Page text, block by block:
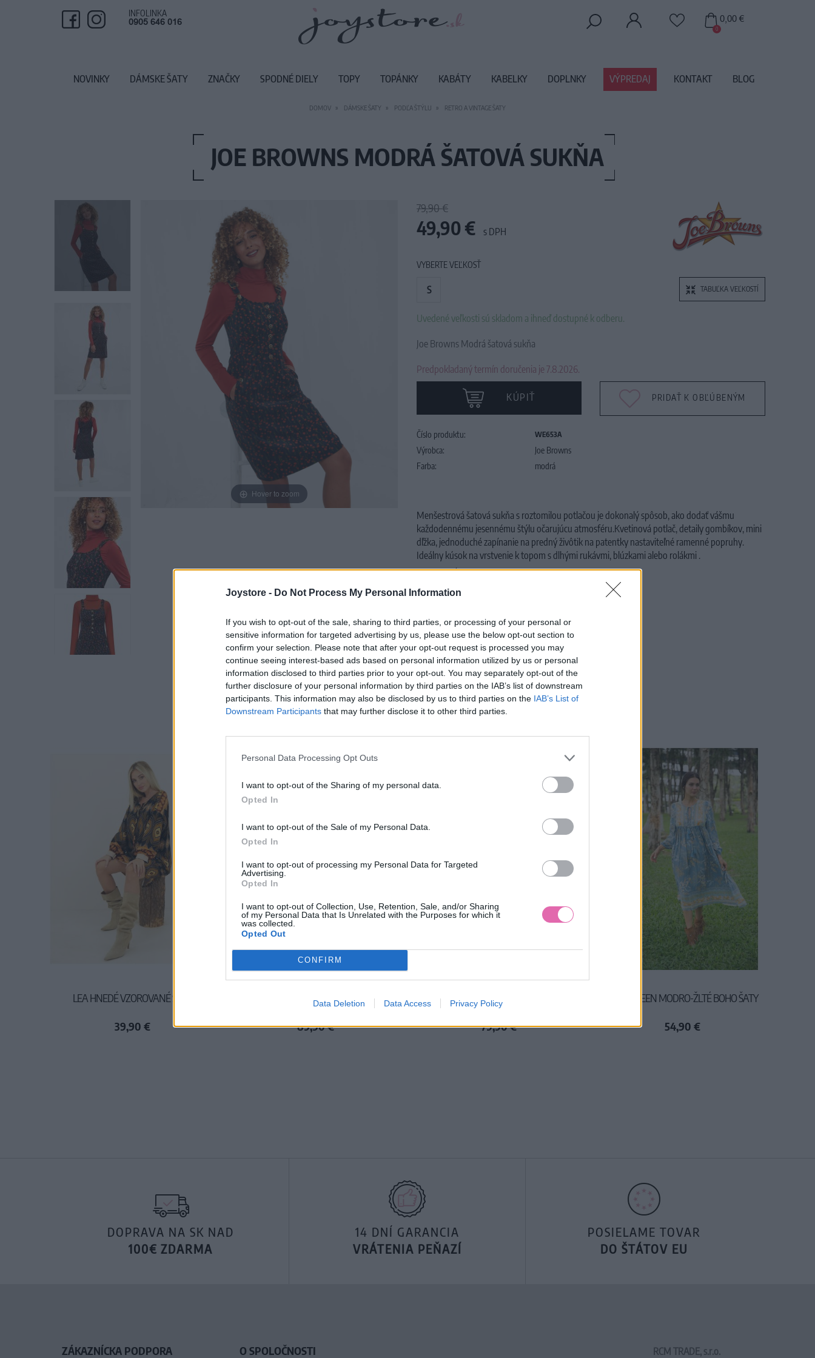
Joystore - Do Not Process My Personal Information
If you wish to opt-out of the sale, sharing to third parties, or processing of your personal or
sensitive information for targeted advertising by us, please use the below opt-out section to
confirm your selection. Please note that after your opt-out request is processed you may
continue seeing interest-based ads based on personal information utilized by us or personal
information disclosed to third parties prior to your opt-out. You may separately opt-out of the
further disclosure of your personal information by third parties on the IAB’s list of downstream
participants. This information may also be disclosed by us to third parties on the IAB’s List of
Downstream Participants that may further disclose it to other third parties.
Personal Data Processing Opt Outs
I want to opt-out of the Sharing of my personal data.
Opted In
I want to opt-out of the Sale of my Personal Data.
Opted In
I want to opt-out of processing my Personal Data for Targeted
Advertising.
Opted In
I want to opt-out of Collection, Use, Retention, Sale, and/or Sharing
of my Personal Data that Is Unrelated with the Purposes for which it
was collected.
Opted Out
CONFIRM
Data Deletion Data Access Privacy Policy
DOMOV DÁMSKE ŠATY PODĽA ŠTÝLU RETRO A VINTAGE ŠATY
JOE BROWNS MODRÁ ŠATOVÁ SUKŇA
79,90 €
49,90 € s DPH
VYBERTE VEĽKOSŤ
S TABUĽKA VEĽKOSTÍ
Uvedené veľkosti sú skladom a ihneď dostupné k odberu.
Joe Browns Modrá šatová sukňa
Predpokladaný termín doručenia je 7.8.2026.
KÚPIŤ PRIDAŤ K OBĽÚBENÝM
Číslo produktu: WE653A
Výrobca:
Joe Browns
Farba:
modrá
Menšestrová šatová sukňa s roztomilou potlačou je dokonalý spôsob, ako dodať vášmu
každodennému jesennému štýlu očarujúcu atmosféru.Kvetinová potlač, detaily gombíkov, mini
dľžka, jednoduché zapínanie na predný živôtik na patentky nastaviteľné ramenné popruhy.
Ideálny kúsok na vrstvenie k topom s dlhými rukávmi, blúzkami alebo rolákmi .
Približná dĺžka: 95 cm
Materiál:92% Polyester, 5% Polyamid, 3% Elastan
Hover to zoom
MOHLO BY SA VÁM TIEŽ HODIŤ
LEA HNEDÉ VZOROVANÉ ŠATY
39,90 €
ANAYA MODRÉ SPOLOČENSKÉ MIDI
ŠATY
89,90 €
NOVINKA NÁŠ TIP
ANOTHER SUNDAY ZELENÉ
VZOROVANÉ ŠATY
79,90 €
LAST QUEEN MODRO-ŽLTÉ BOHO ŠATY
54,90 €
DOPRAVA NA SK NAD
100€ ZDARMA
14 DNÍ GARANCIA
VRÁTENIA PEŇAZÍ
POSIELAME TOVAR
DO ŠTÁTOV EU
ZÁKAZNÍCKA PODPORA O SPOLOČNOSTI RCM TRADE, s.r.o.
INFOLINKA
0905 646 016
0
0,00 €
NOVINKY DÁMSKE ŠATY ZNAČKY SPODNÉ DIELY TOPY TOPÁNKY KABÁTY KABELKY DOPLNKY VÝPREDAJ KONTAKT BLOG